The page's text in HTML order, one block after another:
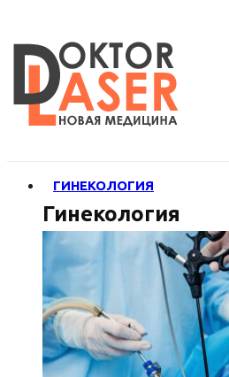
ГИНЕКОЛОГИЯ
Гинекология